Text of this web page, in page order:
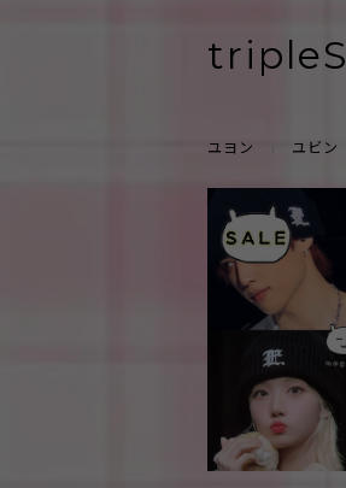
tripleS
ユヨン ユビン